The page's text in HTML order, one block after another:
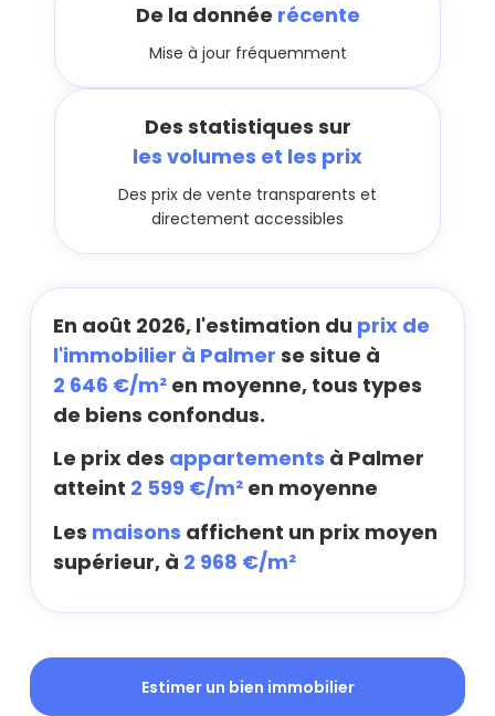
De la donnée récente
Mise à jour fréquemment
Des statistiques sur
les volumes et les prix
Des prix de vente transparents et
directement accessibles
En août 2026, l'estimation du prix de
l'immobilier à Palmer se situe à
2 646 €/m² en moyenne, tous types
de biens confondus.
Le prix des appartements à Palmer
atteint 2 599 €/m² en moyenne
Les maisons affichent un prix moyen
supérieur, à 2 968 €/m²
Estimer un bien immobilier